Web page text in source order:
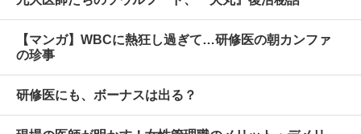
【マンガ】WBCに熱狂し過ぎて…研修医の朝カンファ
の珍事
研修医にも、ボーナスは出る？